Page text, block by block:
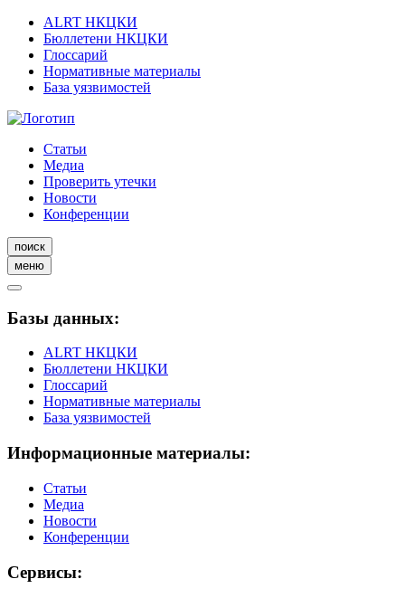
ALRT НКЦКИ
Бюллетени НКЦКИ
Глоссарий
Нормативные материалы
База уязвимостей
Статьи
Медиа
Проверить утечки
Новости
Конференции
поиск
меню
Базы данных:
ALRT НКЦКИ
Бюллетени НКЦКИ
Глоссарий
Нормативные материалы
База уязвимостей
Информационные материалы:
Статьи
Медиа
Новости
Конференции
Сервисы: